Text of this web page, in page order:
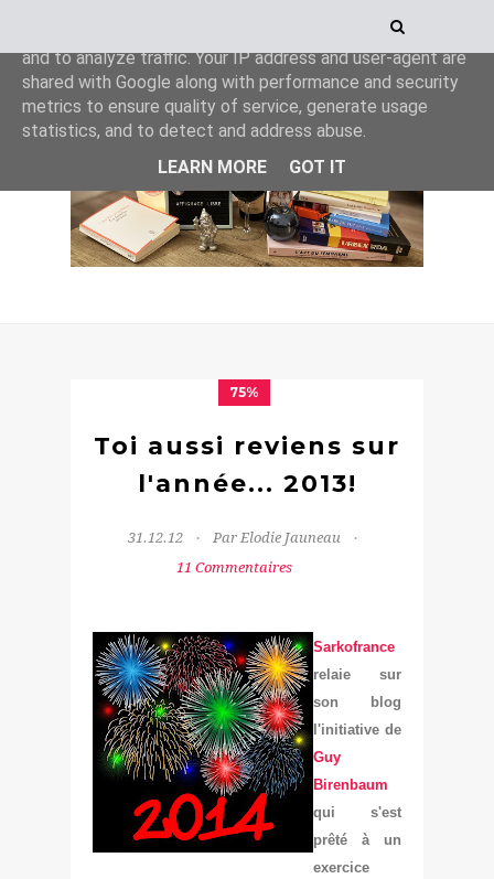
75%
Toi aussi reviens sur
l'année... 2013!
31.12.12
Par Elodie Jauneau
11 Commentaires
Sarkofrance
relaie sur
son blog
l'initiative de
Guy
Birenbaum
qui s'est
prêté à un
exercice
This site uses cookies from Google to deliver its services
and to analyze traffic. Your IP address and user-agent are
shared with Google along with performance and security
metrics to ensure quality of service, generate usage
statistics, and to detect and address abuse.
LEARN MORE
GOT IT